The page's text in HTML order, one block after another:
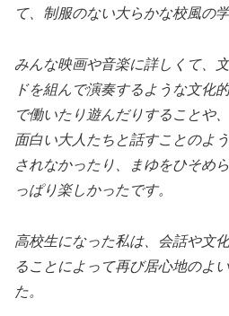
て、制服のない大らかな校風の
みんな映画や音楽に詳しくて、
ドを組んで演奏するような文化
で働いたり遊んだりすることや
面白い大人たちと話すことのよ
されなかったり、まゆをひそめ
っぱり楽しかったです。
高校生になった私は、会話や文
ることによって再び居心地のよ
た。